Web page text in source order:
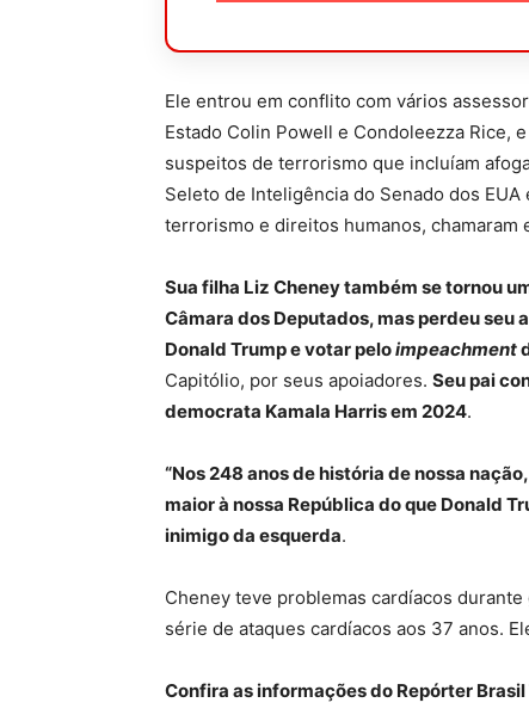
Ele entrou em conflito com vários
Estado Colin Powell e Condoleezza Rice,
suspeitos de terrorismo que incluíam
Seleto de Inteligência do Senado dos
terrorismo e direitos humanos, chamaram
Sua filha Liz Cheney também se tornou
Câmara dos Deputados, mas perdeu seu
Donald Trump e votar peloimpeachment
Capitólio, por seus apoiadores. Seu pai
democrata Kamala Harris em 2024.
“Nos 248 anos de história de nossa
maior à nossa República do que Donald
inimigo da esquerda.
Cheney teve problemas cardíacos
série de ataques cardíacos aos 37 anos.
Confira as informações do Repórter